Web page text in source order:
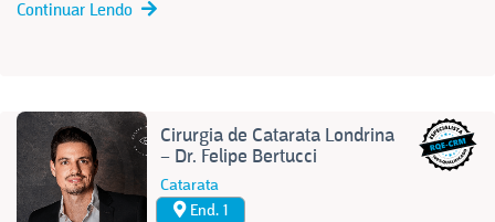
Continuar Lendo
Cirurgia de Catarata Londrina
– Dr. Felipe Bertucci
Catarata
End. 1